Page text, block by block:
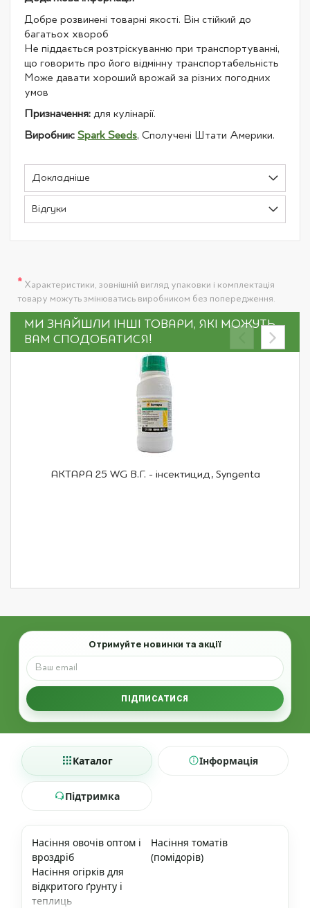
Добре розвинені товарні якості. Він стійкий до
багатьох хвороб
Не піддається розтріскуванню при транспортуванні,
що говорить про його відмінну транспортабельність
Може давати хороший врожай за різних погодних
умов
Призначення: для кулінарії.
Виробник: Spark Seeds, Сполучені Штати Америки.
Докладніше
Відгуки
* Характеристики, зовнішній вигляд упаковки і комплектація
товару можуть змінюватись виробником без попередження.
МИ ЗНАЙШЛИ ІНШІ ТОВАРИ, ЯКІ МОЖУТЬ
ВАМ СПОДОБАТИСЯ!
АКТАРА 25 WG В.Г. - інсектицид, Syngenta
Email
Отримуйте новинки та акції
ПІДПИСАТИСЯ
Каталог Інформація
Підтримка
Насіння овочів оптом і
вроздріб
Насіння томатів
(помідорів)
Насіння огірків для
відкритого ґрунту і
теплиць